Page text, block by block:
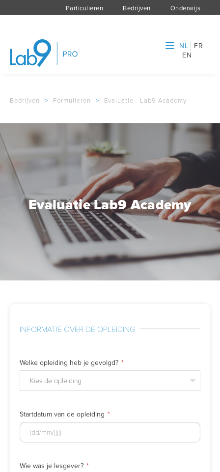
Particulieren Bedrijven Onderwijs
NL
FR
EN
Bedrijven > Formulieren > Evaluatie - Lab9 Academy
Evaluatie Lab9 Academy
INFORMATIE OVER DE OPLEIDING
Welke opleiding heb je gevolgd?
Kies de opleiding
Startdatum van de opleiding
Wie was je lesgever?